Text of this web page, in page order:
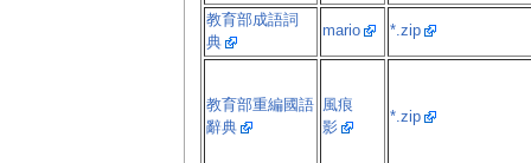
教育部成語詞
典
mario *.zip
教育部重編國語
辭典
風痕
影
*.zip